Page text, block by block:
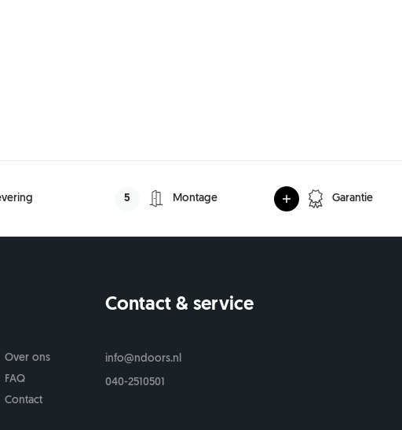
5 Montage Garantie
Over ons
FAQ
Contact
Contact & service
info@ndoors.nl
040-2510501